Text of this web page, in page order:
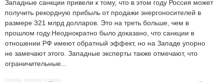
Западные санкции привели к тому, что в этом году Россия может
получить рекордную прибыль от продажи энергоносителей в
размере 321 млрд долларов. Это на треть больше, чем в
прошлом году.Неоднократно было доказано, что санкции в
отношении РФ имеют обратный эффект, но на Западе упорно
не замечают этого. Западные эксперты также отмечают, что
ограничительные...